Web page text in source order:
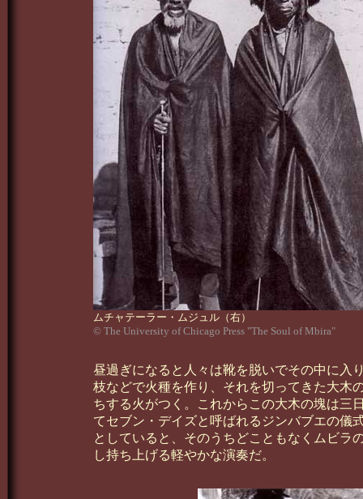
ムチャテーラー・ムジュル（右）
© The University of Chicago Press "The Soul of Mbira"
昼過ぎになると人々は靴を脱いでその中に入
枝などで火種を作り、それを切ってきた大木
ちする火がつく。これからこの大木の塊は三
てセブン・デイズと呼ばれるジンバブエの儀
としていると、そのうちどこともなくムビラ
し持ち上げる軽やかな演奏だ。